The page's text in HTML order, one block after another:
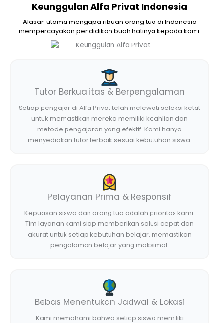
Keunggulan Alfa Privat Indonesia
Alasan utama mengapa ribuan orang tua di Indonesia
mempercayakan pendidikan buah hatinya kepada kami.
Tutor Berkualitas & Berpengalaman
Setiap pengajar di Alfa Privat telah melewati seleksi ketat
untuk memastikan mereka memiliki keahlian dan
metode pengajaran yang efektif. Kami hanya
menyediakan tutor terbaik sesuai kebutuhan siswa.
Pelayanan Prima & Responsif
Kepuasan siswa dan orang tua adalah prioritas kami.
Tim layanan kami siap memberikan solusi cepat dan
akurat untuk setiap kebutuhan belajar, memastikan
pengalaman belajar yang maksimal.
Bebas Menentukan Jadwal & Lokasi
Kami memahami bahwa setiap siswa memiliki